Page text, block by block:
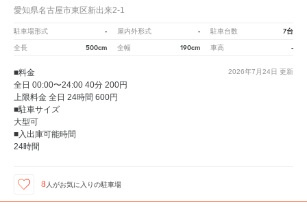
愛知県名古屋市東区新出来2-1
駐車場形式 - 屋内外形式 - 駐車台数 7台
全長 500cm 全幅 190cm 車高 -
2026年7月24日 更新
■料金
全日 00:00〜24:00 40分 200円
上限料金 全日 24時間 600円
■駐車サイズ
大型可
■入出庫可能時間
24時間
8 人がお気に入りの駐車場